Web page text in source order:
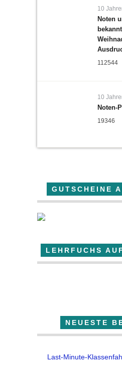
10
Noten
112544
10
Noten-
19346
GUTSCHEINE
LEHRFUCHS
NEUESTE
Last-Minute-